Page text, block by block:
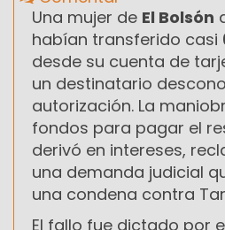
Una mujer de El Bolsón
habían transferido casi
desde su cuenta de
un destinatario
autorización. La
fondos para pagar el
derivó en intereses,
una demanda judicial
una condena contra
El fallo fue dictado por